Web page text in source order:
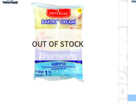
OUT OF STOCK